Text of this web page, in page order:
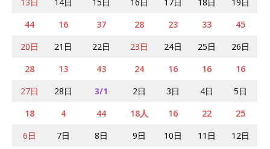
13日
14日 15日 16日 17日 18日
19日
44
16 37 28 23 33
45
20日
21日 22日 23日 24日 25日
26日
28
13 43 24 16 16
16
27日
28日 3/1 2日 3日 4日
5日
18
4 44 18人 16 22
25
6日
7日 8日 9日 10日 11日
12日